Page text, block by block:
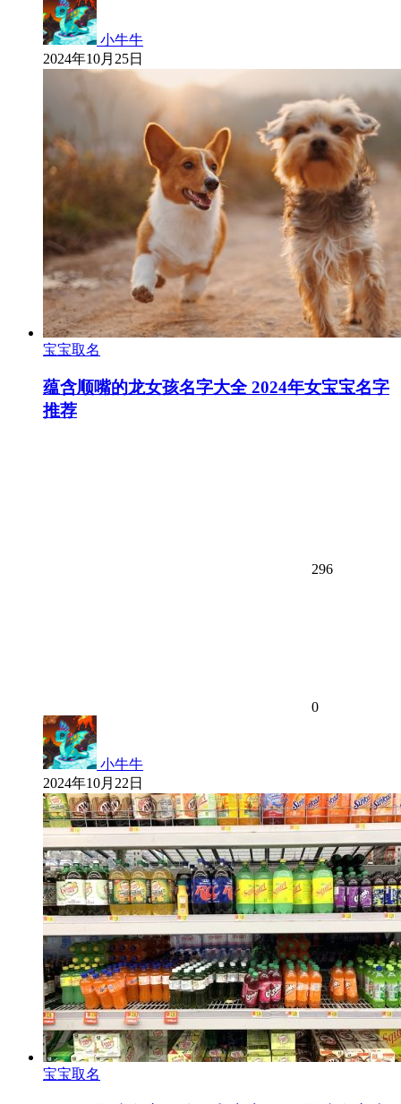
小牛牛
2024年10月25日
宝宝取名
蕴含顺嘴的龙女孩名字大全 2024年女宝宝名字
推荐
296
0
小牛牛
2024年10月22日
宝宝取名